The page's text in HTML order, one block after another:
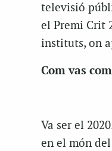
televisió
el Premi Crit
instituts, on
Com vas
Va ser el
en el món